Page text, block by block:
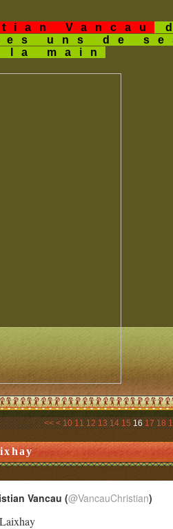
Vancau
uns de
la main
<< < 10 11 12 13 14 15 16 17 18
Vancau (@VancauChristian)